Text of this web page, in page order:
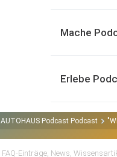
Mache
Erlebe
AUTOHAUS Podcast Podcast